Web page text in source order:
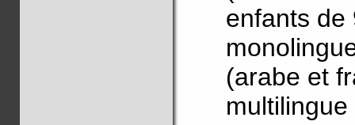
enfants de
(arabe et